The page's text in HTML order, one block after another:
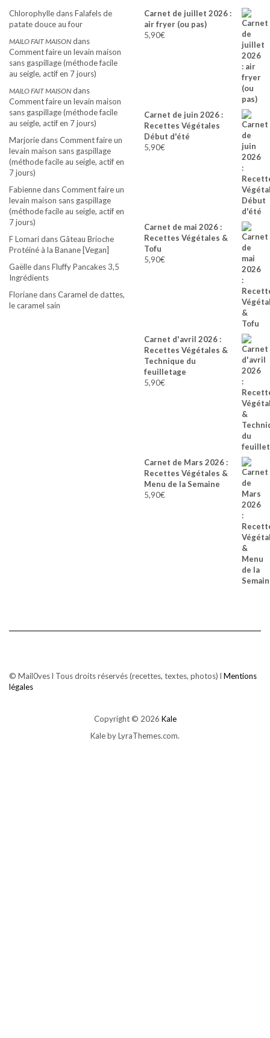
ChlorophylledansFalafels de
patate douce au four
MAILO FAIT MAISON dans
Comment faire un levain maison
sans gaspillage (méthode facile
au seigle, actif en 7 jours)
MAILO FAIT MAISON dans
Comment faire un levain maison
sans gaspillage (méthode facile
au seigle, actif en 7 jours)
MarjoriedansComment faire un
levain maison sans gaspillage
(méthode facile au seigle, actif en
7 jours)
FabiennedansComment faire un
levain maison sans gaspillage
(méthode facile au seigle, actif en
7 jours)
F LomaridansGâteau Brioche
Protéiné à la Banane [Vegan]
GaëlledansFluffy Pancakes 3,5
Ingrédients
FlorianedansCaramel de dattes,
le caramel sain
Carnet de juillet 2026 :
air fryer (ou pas)
5,90€
Carnet de juin 2026 :
Recettes Végétales
Début d'été
5,90€
Carnet de mai 2026 :
Recettes Végétales &
Tofu
5,90€
Carnet d'avril 2026 :
Recettes Végétales &
Technique du
feuilletage
5,90€
Carnet de Mars 2026 :
Recettes Végétales &
Menu de la Semaine
5,90€
© Mail0ves l Tous droits réservés (recettes, textes, photos) l Mentions
légales
Copyright © 2026 Kale
Kaleby LyraThemes.com.